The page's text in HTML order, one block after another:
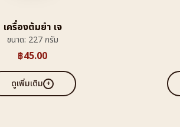
เครื่องต้มยำ เจ
ขนาด: 227 กรัม
฿45.00
ดูเพิ่มเติม